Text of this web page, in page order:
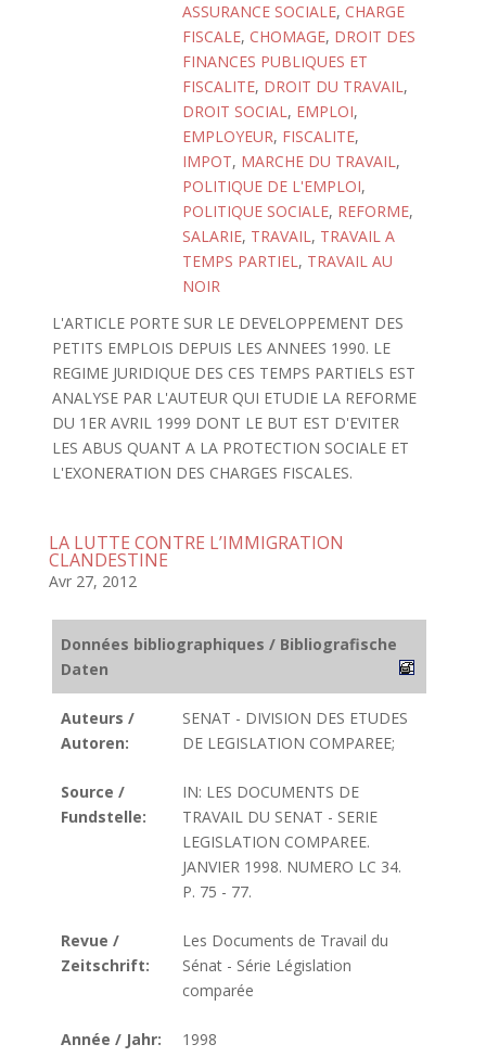
ASSURANCE SOCIALE, CHARGE
FISCALE, CHOMAGE, DROIT DES
FINANCES PUBLIQUES ET
FISCALITE, DROIT DU TRAVAIL,
DROIT SOCIAL, EMPLOI,
EMPLOYEUR, FISCALITE,
IMPOT, MARCHE DU TRAVAIL,
POLITIQUE DE L'EMPLOI,
POLITIQUE SOCIALE, REFORME,
SALARIE, TRAVAIL, TRAVAIL A
TEMPS PARTIEL, TRAVAIL AU
NOIR
L'ARTICLE PORTE SUR LE DEVELOPPEMENT DES
PETITS EMPLOIS DEPUIS LES ANNEES 1990. LE
REGIME JURIDIQUE DES CES TEMPS PARTIELS EST
ANALYSE PAR L'AUTEUR QUI ETUDIE LA REFORME
DU 1ER AVRIL 1999 DONT LE BUT EST D'EVITER
LES ABUS QUANT A LA PROTECTION SOCIALE ET
L'EXONERATION DES CHARGES FISCALES.
LA LUTTE CONTRE L’IMMIGRATION
CLANDESTINE
Avr 27, 2012
Données bibliographiques / Bibliografische
Daten
Auteurs /
Autoren:
SENAT - DIVISION DES ETUDES
DE LEGISLATION COMPAREE;
Source /
Fundstelle:
IN: LES DOCUMENTS DE
TRAVAIL DU SENAT - SERIE
LEGISLATION COMPAREE.
JANVIER 1998. NUMERO LC 34.
P. 75 - 77.
Revue /
Zeitschrift:
Les Documents de Travail du
Sénat - Série Législation
comparée
Année / Jahr: 1998